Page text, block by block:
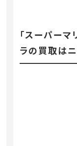
「スーパーマ
ラの買取は